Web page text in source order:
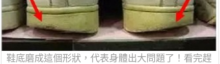
鞋底磨成這個形狀，代表身體出大問題了！看完趕